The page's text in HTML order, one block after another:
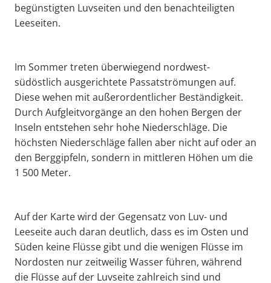
begünstigten Luvseiten und den benachteiligten
Leeseiten.
Im Sommer treten überwiegend nordwest-
südöstlich ausgerichtete Passatströmungen auf.
Diese wehen mit außerordentlicher Beständigkeit.
Durch Aufgleitvorgänge an den hohen Bergen der
Inseln entstehen sehr hohe Niederschläge. Die
höchsten Niederschläge fallen aber nicht auf oder an
den Berggipfeln, sondern in mittleren Höhen um die
1 500 Meter.
Auf der Karte wird der Gegensatz von Luv- und
Leeseite auch daran deutlich, dass es im Osten und
Süden keine Flüsse gibt und die wenigen Flüsse im
Nordosten nur zeitweilig Wasser führen, während
die Flüsse auf der Luvseite zahlreich sind und